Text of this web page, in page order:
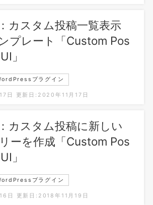
カスタム投稿一覧表示
プレート「Custom Pos
」
プラグイン
日 更新日:2020年11月17日
カスタム投稿に新しい
ーを作成「Custom Pos
」
プラグイン
日 更新日:2018年11月19日